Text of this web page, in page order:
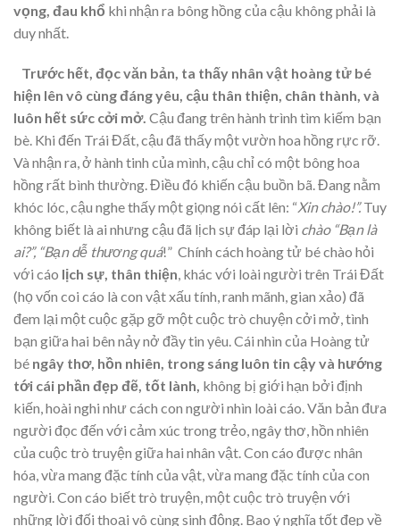
vọng, đau khổ khi nhận ra bông hồng của cậu không phải là
duy nhất.
Trước hết, đọc văn bản, ta thấy nhân vật hoàng tử bé
hiện lên vô cùng đáng yêu, cậu thân thiện, chân thành, và
luôn hết sức cởi mở. Cậu đang trên hành trình tìm kiếm bạn
bè. Khi đến Trái Đất, cậu đã thấy một vườn hoa hồng rực rỡ.
Và nhận ra, ở hành tinh của mình, cậu chỉ có một bông hoa
hồng rất bình thường. Điều đó khiến cậu buồn bã. Đang nằm
khóc lóc, cậu nghe thấy một giọng nói cất lên: “Xin chào!”.Tuy
không biết là ai nhưng cậu đã lịch sự đáp lại lời chào “Bạn là
ai?”, “Bạn dễ thương quá!” Chính cách hoàng tử bé chào hỏi
với cáo lịch sự, thân thiện, khác với loài người trên Trái Đất
(họ vốn coi cáo là con vật xấu tính, ranh mãnh, gian xảo) đã
đem lại một cuộc gặp gỡ một cuộc trò chuyện cởi mở, tình
bạn giữa hai bên nảy nở đầy tin yêu. Cái nhìn của Hoàng tử
bé ngây thơ, hồn nhiên, trong sáng luôn tin cậy và hướng
tới cái phần đẹp đẽ, tốt lành, không bị giới hạn bởi định
kiến, hoài nghi như cách con người nhìn loài cáo. Văn bản đưa
người đọc đến với cảm xúc trong trẻo, ngây thơ, hồn nhiên
của cuộc trò truyện giữa hai nhân vật. Con cáo được nhân
hóa, vừa mang đặc tính của vật, vừa mang đặc tính của con
người. Con cáo biết trò truyện, một cuộc trò truyện với
những lời đối thoại vô cùng sinh động. Bao ý nghĩa tốt đẹp về